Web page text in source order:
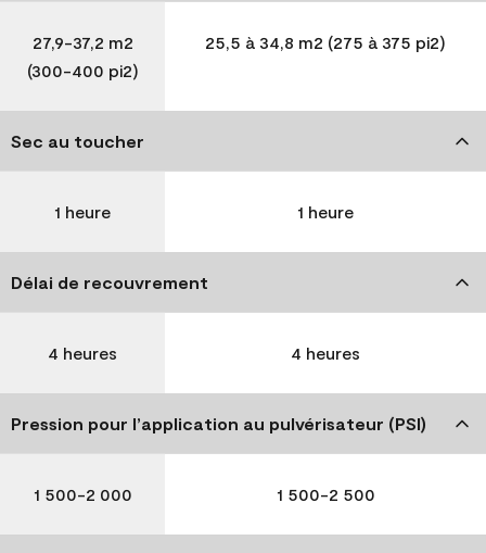
27,9-37,2 m2
(300-400 pi2)
25,5 à 34,8 m2 (275 à 375 pi2)
Sec au toucher
1 heure 1 heure
Délai de recouvrement
4 heures 4 heures
Pression pour l’application au pulvérisateur (PSI)
1 500-2 000 1 500-2 500